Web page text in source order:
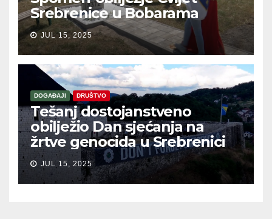
Srebrenice u Bobarama
JUL 15, 2025
DOGAĐAJI DRUŠTVO
Tešanj dostojanstveno
obilježio Dan sjećanja na
žrtve genocida u Srebrenici
JUL 15, 2025